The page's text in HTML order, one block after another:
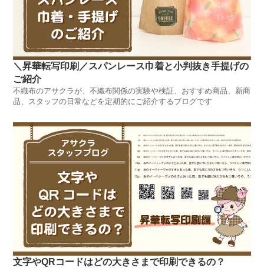
＼昇華転写印刷／スパンレース巾着と小判抜き手提げの
ご紹介
不織布のアサクラが、不織布関係の実験や検証、おすすめ商品、新商
品、スタッフの日常などを定期的にご紹介するブログです
文字やQRコードはどの大きさまで印刷できるの？